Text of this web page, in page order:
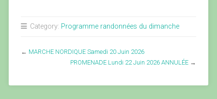
Category: Programme randonnées du dimanche
← MARCHE NORDIQUE Samedi 20 Juin 2026
PROMENADE Lundi 22 Juin 2026 ANNULÉE →